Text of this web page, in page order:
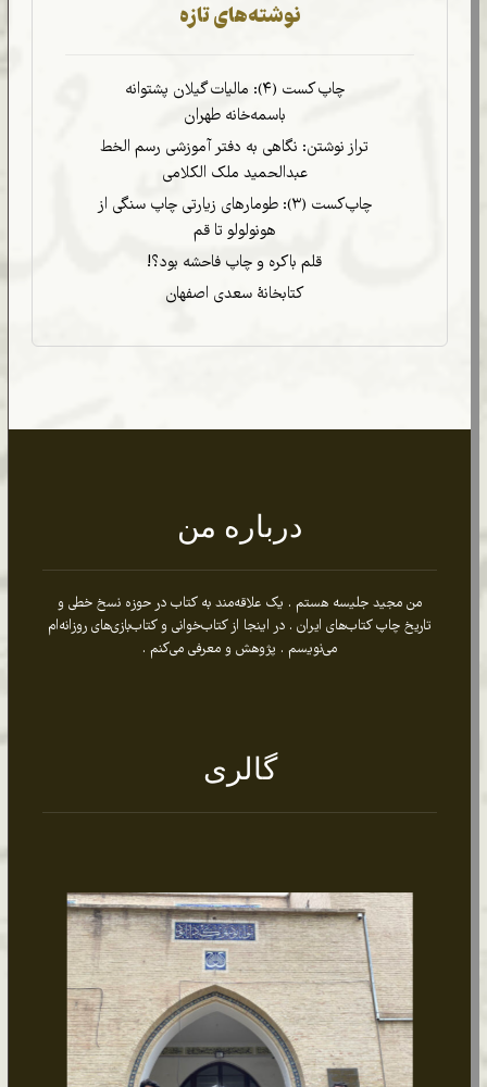
جستجو
نوشته‌های تازه
تراز نوشتن: نگاهی به دفتر آموزشی رسم الخط
هونولولو تا قم
قلم باکره و چاپ فاحشه بود؟!
کتابخانۀ سعدی اصفهان
درباره من
من مجید جلیسه هستم . یک علاقه‌مند به کتاب در حوزه نسخ خطی و
تاریخ چاپ کتاب‌های ایران . در اینجا از کتاب‌خوانی و کتاب‌بازی‌های روزانه‌ام
می‌نویسم . پژوهش و معرفی می‌کنم .
گالری